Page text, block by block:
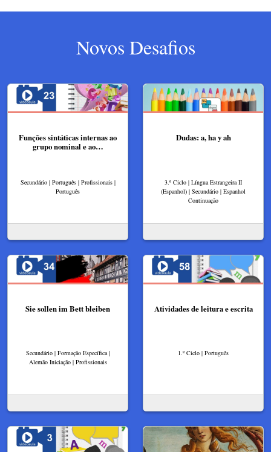
Novos Desafios
Funções sintáticas internas ao
grupo nominal e ao…
Secundário | Português | Profissionais |
Português
Dudas: a, ha y ah
3.º Ciclo | Língua Estrangeira II
(Espanhol) | Secundário | Espanhol
Continuação
Sie sollen im Bett bleiben
Secundário | Formação Específica |
Alemão Iniciação | Profissionais
Atividades de leitura e escrita
1.º Ciclo | Português